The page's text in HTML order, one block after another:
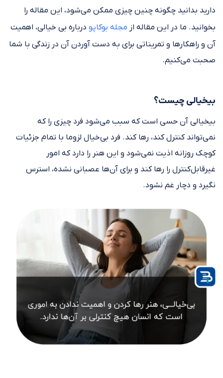
دارید بدانید چگونه چنین چیزی ممکن می‌شود، این مقاله را
بخوانید. ما در این مقاله از مجله بوکاپو درباره بی خیالی، اهمیت
آن و راهکارها و تمریناتی برای به دست آوردن آن در زندگی با شما
صحبت می‌کنیم.
بیخیالی چیست؟
بیخیالی آن حسی است که سبب می‌شود فرد چیزی را که
نمی‌تواند کنترل کند، رها کند. فرد بی‌خیال لزوما با تمام جزئیات
کوچک روزانه اذیت نمی‌شود و این هنر را دارد که امور
غیرقابل‌کنترل را رها کند و برای آن‌ها عصبانی نشده، استرس
نگیرد و دچار غم نشود.